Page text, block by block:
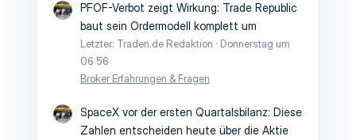
PFOF-Verbot zeigt Wirkung: Trade Republic
baut sein Ordermodell komplett um
Letzter: Traden.de Redaktion
Donnerstag um
06:56
Broker Erfahrungen & Fragen
SpaceX vor der ersten Quartalsbilanz: Diese
Zahlen entscheiden heute über die Aktie